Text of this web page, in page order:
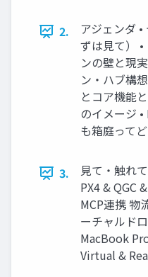
2.
アジェンダ
ずは見て）
ンの壁と現
ン・ハブ構
とコア機能
のイメージ
も箱庭って
3.
見て・触れ
PX4 & QGC
MCP連携 物
ーチャルド
MacBook
Virtual &